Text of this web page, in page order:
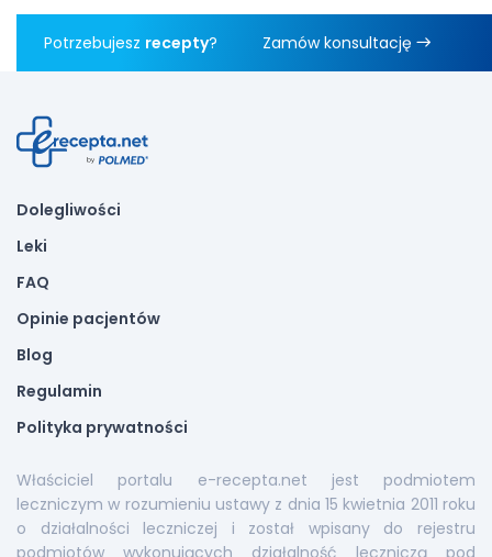
Potrzebujesz recepty? Zamów konsultację
Dolegliwości
Leki
FAQ
Opinie pacjentów
Blog
Regulamin
Polityka prywatności
Właściciel portalu e-recepta.net jest podmiotem
leczniczym w rozumieniu ustawy z dnia 15 kwietnia 2011 roku
o działalności leczniczej i został wpisany do rejestru
podmiotów wykonujących działalność leczniczą pod